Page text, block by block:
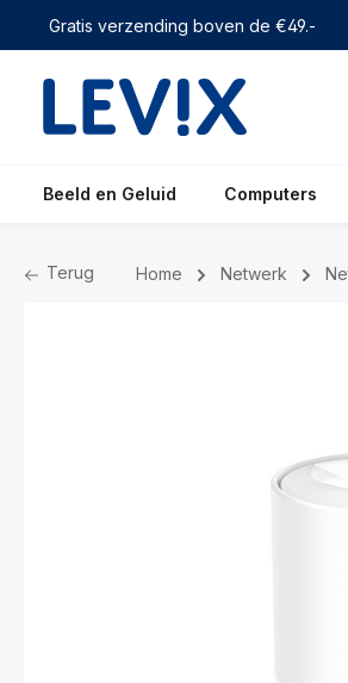
Ga naar de
Gratis verzending boven de €49.-
Beeld en Geluid Computers
Terug Home Netwerk